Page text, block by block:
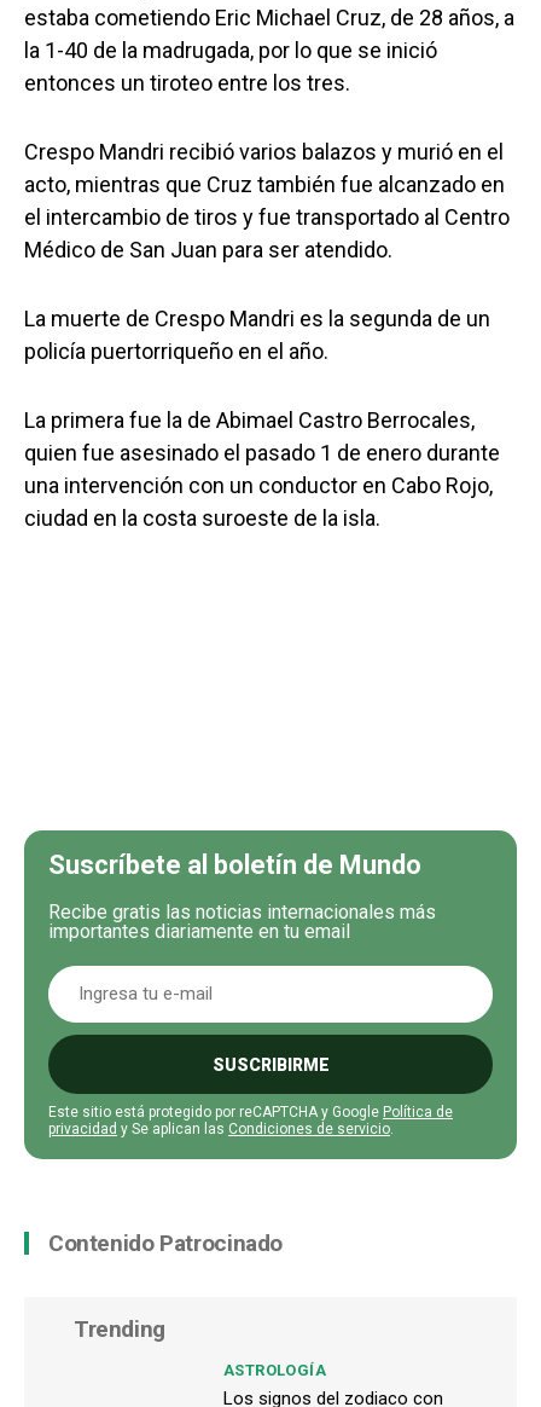
estaba cometiendo Eric Michael Cruz, de 28 años, a
la 1-40 de la madrugada, por lo que se inició
entonces un tiroteo entre los tres.
Crespo Mandri recibió varios balazos y murió en el
acto, mientras que Cruz también fue alcanzado en
el intercambio de tiros y fue transportado al Centro
Médico de San Juan para ser atendido.
La muerte de Crespo Mandri es la segunda de un
policía puertorriqueño en el año.
La primera fue la de Abimael Castro Berrocales,
quien fue asesinado el pasado 1 de enero durante
una intervención con un conductor en Cabo Rojo,
ciudad en la costa suroeste de la isla.
Suscríbete al boletín de Mundo
Recibe gratis las noticias internacionales más
importantes diariamente en tu email
SUSCRIBIRME
Este sitio está protegido por reCAPTCHA y Google Política de
privacidad y Se aplican las Condiciones de servicio.
Contenido Patrocinado
Trending
ASTROLOGÍA
Los signos del zodiaco con